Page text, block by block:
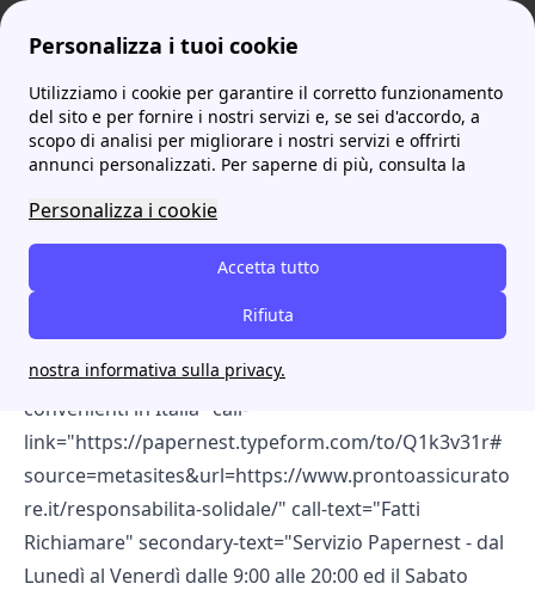
Personalizza i tuoi cookie
Utilizziamo i cookie per garantire il corretto funzionamento
del sito e per fornire i nostri servizi e, se sei d'accordo, a
scopo di analisi per migliorare i nostri servizi e offrirti
annunci personalizzati. Per saperne di più, consulta la
Personalizza i cookie
Accetta tutto
Rifiuta
nostra informativa sulla privacy.
prontoassicuratore Responsabilità solidale: scopri tutto quello che c'è da sapere
Responsabilità solidale:
scopri tutto quello che c'è
da sapere
[cta-block-double color="white"
information="Annuncio - Servizio Gratuito: 4,6 ⭐ su
Trustpilot" title="Scopri e attiva le Assicurazioni più
convenienti in Italia" call-
link="https://papernest.typeform.com/to/Q1k3v31r#
source=metasites&url=https://www.prontoassicurato
re.it/responsabilita-solidale/" call-text="Fatti
Richiamare" secondary-text="Servizio Papernest - dal
Lunedì al Venerdì dalle 9:00 alle 20:00 ed il Sabato